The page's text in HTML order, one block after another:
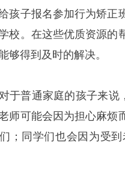
孩子报名参加行为矫正
校。在这些优质资源的
够得到及时的解决。
于普通家庭的孩子来说
师可能会因为担心麻烦
；同学们也会因为受